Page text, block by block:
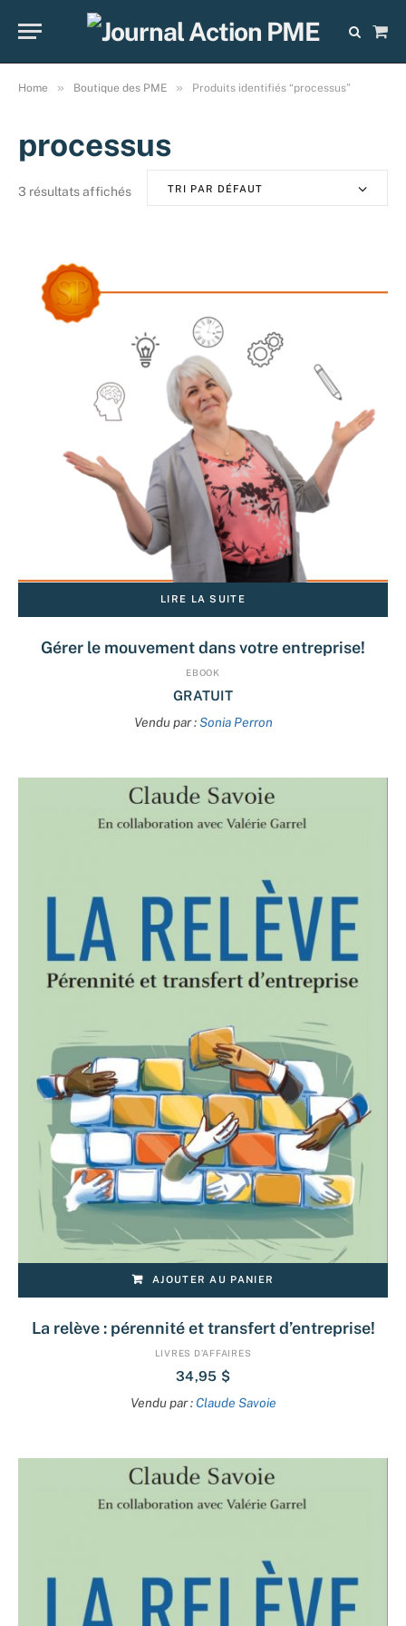
Cart
Home » Boutique des PME » Produits identifiés “processus”
processus
3 résultats affichés TRI PAR DÉFAUT
LIRE LA SUITE
Gérer le mouvement dans votre entreprise!
EBOOK
GRATUIT
Vendu par :Sonia Perron
AJOUTER AU PANIER
La relève : pérennité et transfert d’entreprise!
LIVRES D’AFFAIRES
34,95 $
Vendu par : Claude Savoie